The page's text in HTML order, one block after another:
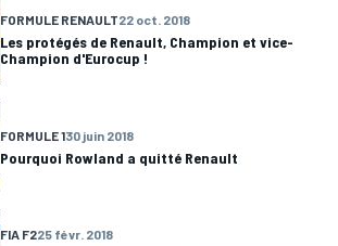
FORMULE RENAULT22 oct. 2018
Les protégés de Renault, Champion et vice-
Champion d'Eurocup !
FORMULE 130 juin 2018
Pourquoi Rowland a quitté Renault
FIA F225 févr. 2018